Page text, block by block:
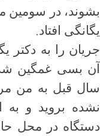
بشوند، در سومین
یگانگی افتاد.
جریان را به دکتر
آن بسی غمگین
سال قبل به من
دستگاه در محل